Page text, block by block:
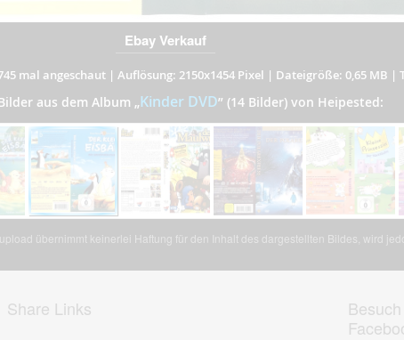
Ebay Verkauf
mal angeschaut | Auflösung: 2150x1454 Pixel | Dateigröße: 0,65 MB |
aus dem Album „Kinder DVD” (14 Bilder) von Heipested:
übernimmt keinerlei Haftung für den Inhalt des dargestellten Bildes, wird
Share Links